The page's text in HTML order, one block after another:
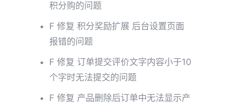
积分购的问题
F 修复 积分奖励扩展 后台设置页面
报错的问题
F 修复 订单提交评价文字内容小于10
个字时无法提交的问题
F 修复 产品删除后订单中无法显示产